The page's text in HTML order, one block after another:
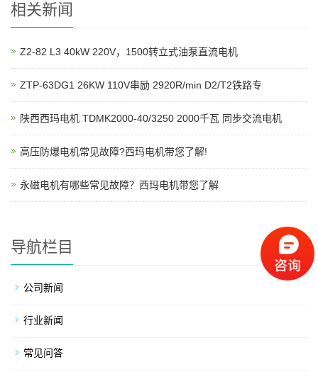
相关新闻
Z2-82 L3 40kW 220V，1500转立式油泵直流电机
ZTP-63DG1 26KW 110V串励 2920R/min D2/T2铁路专
陕西西玛电机 TDMK2000-40/3250 2000千瓦 同步交流电机
高压防爆电机常见故障?西玛电机带您了解!
永磁电机有哪些常见故障？西玛电机带您了解
导航栏目
公司新闻
行业新闻
常见问答